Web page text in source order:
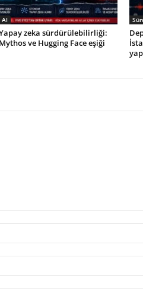
AI
zeka sürdürülebilirliği:
Mythos ve Hugging Face eşiği